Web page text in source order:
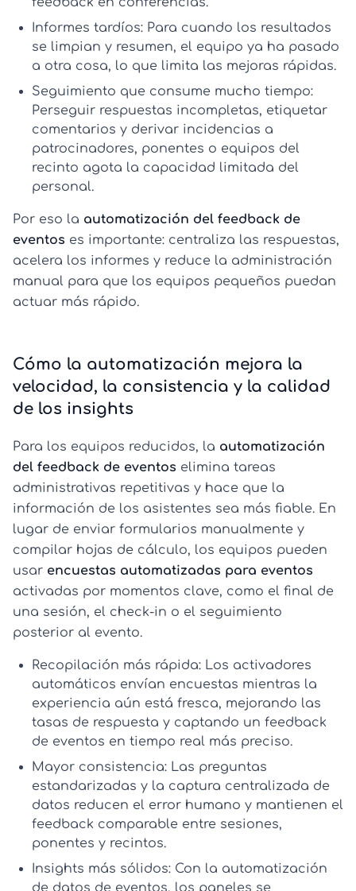
Informes tardíos: Para cuando los resultados
se limpian y resumen, el equipo ya ha pasado
a otra cosa, lo que limita las mejoras rápidas.
Seguimiento que consume mucho tiempo:
Perseguir respuestas incompletas, etiquetar
comentarios y derivar incidencias a
patrocinadores, ponentes o equipos del
recinto agota la capacidad limitada del
personal.
Por eso la automatización del feedback de
eventos es importante: centraliza las respuestas,
acelera los informes y reduce la administración
manual para que los equipos pequeños puedan
actuar más rápido.
Cómo la automatización mejora la
velocidad, la consistencia y la calidad
de los insights
Para los equipos reducidos, la automatización
del feedback de eventos elimina tareas
administrativas repetitivas y hace que la
información de los asistentes sea más fiable. En
lugar de enviar formularios manualmente y
compilar hojas de cálculo, los equipos pueden
usar encuestas automatizadas para eventos
activadas por momentos clave, como el final de
una sesión, el check-in o el seguimiento
posterior al evento.
Recopilación más rápida: Los activadores
automáticos envían encuestas mientras la
experiencia aún está fresca, mejorando las
tasas de respuesta y captando un feedback
de eventos en tiempo real más preciso.
Mayor consistencia: Las preguntas
estandarizadas y la captura centralizada de
datos reducen el error humano y mantienen el
feedback comparable entre sesiones,
ponentes y recintos.
Insights más sólidos: Con la automatización
de datos de eventos, los paneles se